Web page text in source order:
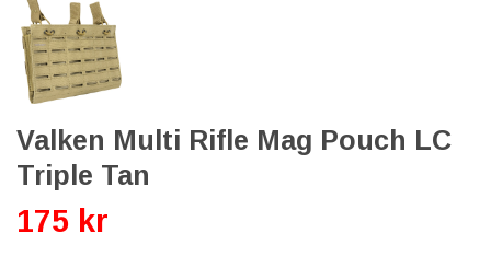
Valken Multi Rifle Mag Pouch LC
Triple Tan
175 kr